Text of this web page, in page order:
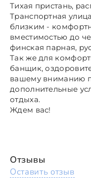
Тихая пристань,
Транспортная
близким -
вместимостью до
финская парная,
Так же для
банщик,
вашему вниманию
дополнительные
отдыха.
Ждем вас!
Отзывы
Оставить отзыв